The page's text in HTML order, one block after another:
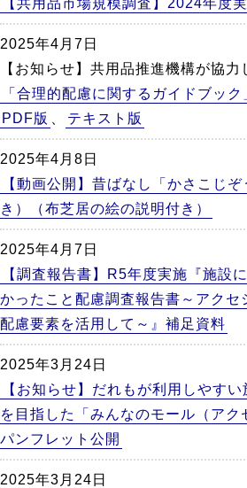
2025年4月7日
【お知らせ】共用品推進機構が協
「合理的配慮に関するガイドブック
PDF版
テキスト版
2025年4月8日
【動画公開】昔ばなし「かさこじ
き）（布芝居の絵の説明付き）
2025年4月7日
【調査報告書】R5年度実施『施設
かったこと配慮調査報告書～アクセ
配慮要素を活用して～』補足資料
2025年3月24日
【お知らせ】だれもが利用しやす
を目指した「みんなのモール（アク
パンフレット公開
2025年3月24日